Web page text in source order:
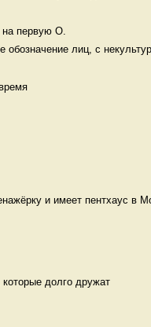
на первую О.
обозначение лиц, с
и имеет пентхаус в
долго дружат